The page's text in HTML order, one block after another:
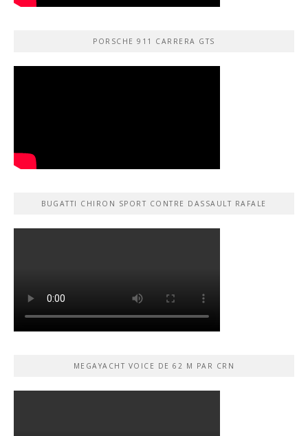
PORSCHE 911 CARRERA GTS
BUGATTI CHIRON SPORT CONTRE DASSAULT RAFALE
MEGAYACHT VOICE DE 62 M PAR CRN